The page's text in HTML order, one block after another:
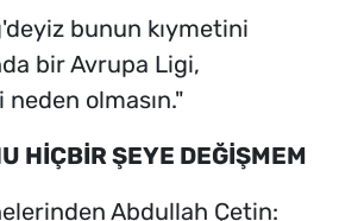
bunun kıymetini
bir Avrupa Ligi,
olmasın."
HİÇBİR ŞEYE DEĞİŞMEM
Abdullah Çetin: